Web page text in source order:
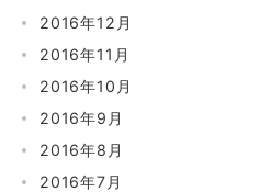
2016年12月
2016年11月
2016年10月
2016年9月
2016年8月
2016年7月